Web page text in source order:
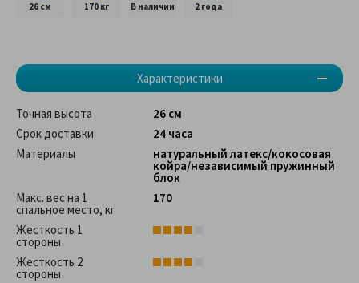
26 см 170 кг В наличии 2 года
Характеристики
Точная высота
26 см
Срок доставки
24 часа
Материалы
натуральный латекс/кокосовая
койра/независимый пружинный
блок
Макс. вес на 1
спальное место, кг
170
Жесткость 1
стороны
Жесткость 2
стороны